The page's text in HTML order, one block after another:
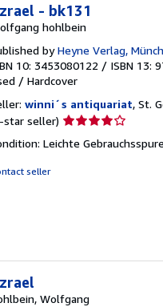
- bk131
hohlbein
byHeyne Verlag,
10: 3453080122 / ISBN 13:
/ Hardcover
winni´s antiquariat, St.
star seller) Seller
4
Leichte
seller
Wolfgang